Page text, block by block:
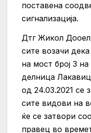
поставена
сигнализација.
Дтг Жикол
сите возачи
на мост број 3
делница
од 24.03.2021 се
сите видови на
ќе се затвори
правец во